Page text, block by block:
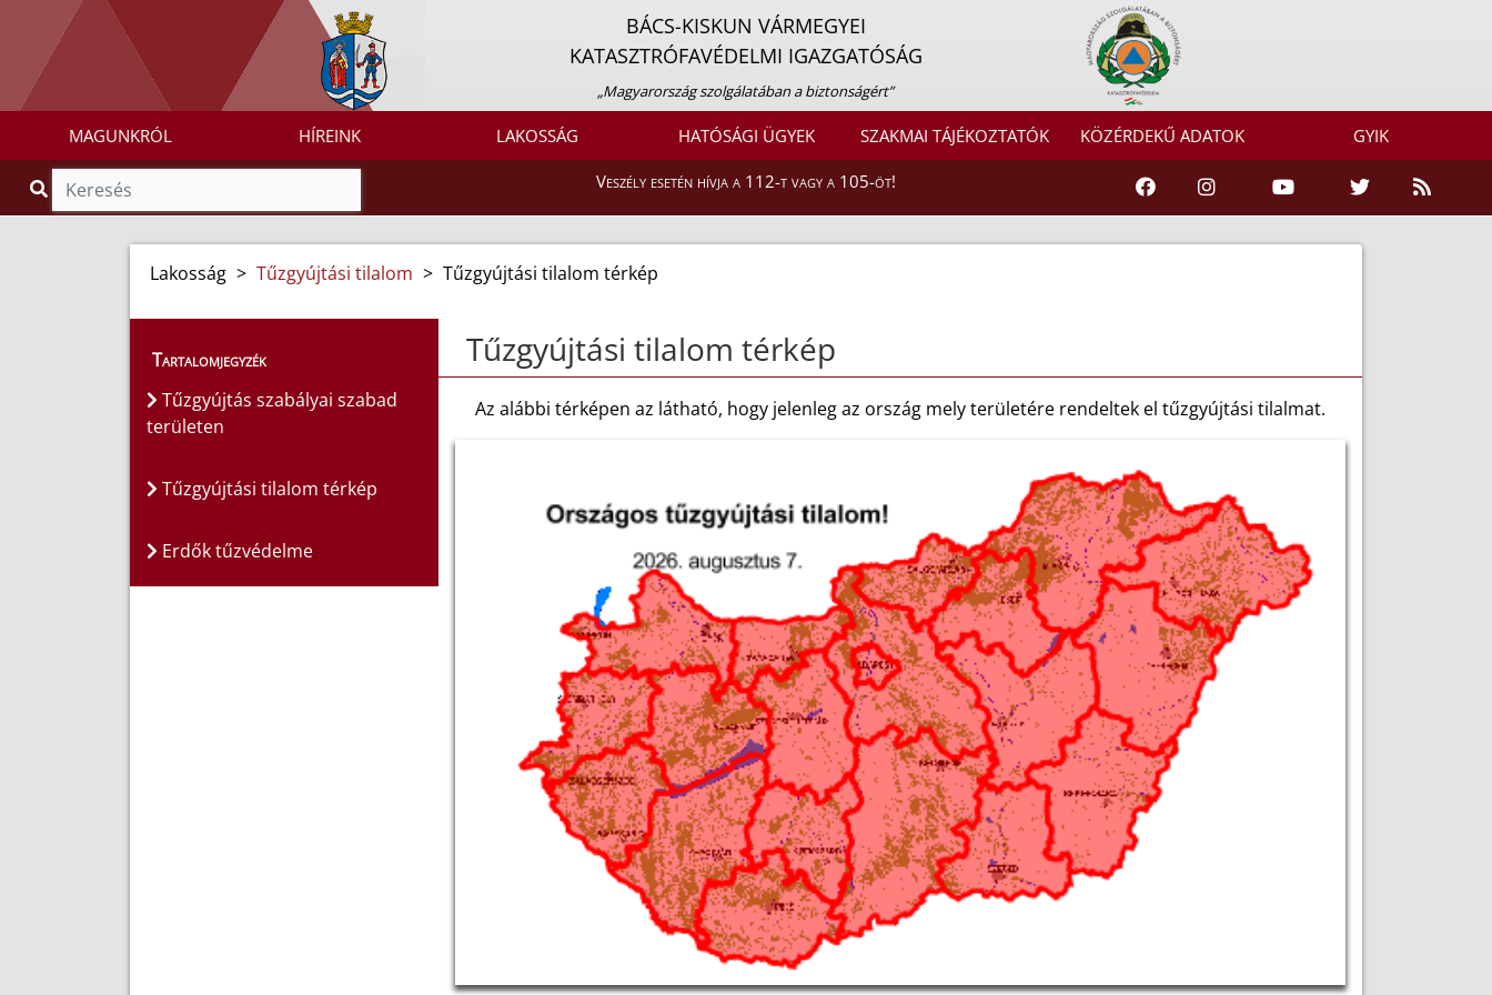
BÁCS-KISKUN VÁRMEGYEI
KATASZTRÓFAVÉDELMI IGAZGATÓSÁG
„Magyarország szolgálatában a biztonságért”
MAGUNKRÓL HÍREINK LAKOSSÁG HATÓSÁGI ÜGYEK SZAKMAI TÁJÉKOZTATÓK KÖZÉRDEKŰ ADATOK GYIK
Veszély esetén hívja a 112-t vagy a 105-öt!
Lakosság > Tűzgyújtási tilalom > Tűzgyújtási tilalom térkép
Tartalomjegyzék
Tűzgyújtás szabályai szabad
területen
Tűzgyújtási tilalom térkép
Erdők tűzvédelme
Tűzgyújtási tilalom térkép
Az alábbi térképen az látható, hogy jelenleg az ország mely területére rendeltek el tűzgyújtási tilalmat.